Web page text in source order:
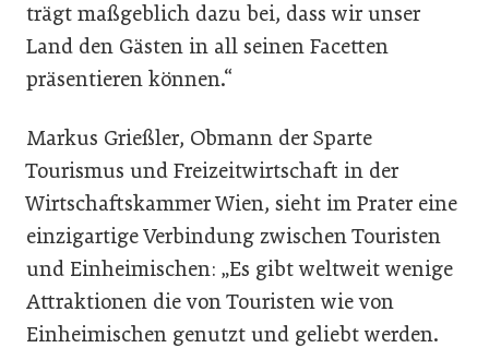
trägt maßgeblich dazu bei, dass wir unser
Land den Gästen in all seinen Facetten
präsentieren können.“
Markus Grießler, Obmann der Sparte
Tourismus und Freizeitwirtschaft in der
Wirtschaftskammer Wien, sieht im Prater eine
einzigartige Verbindung zwischen Touristen
und Einheimischen: „Es gibt weltweit wenige
Attraktionen die von Touristen wie von
Einheimischen genutzt und geliebt werden.